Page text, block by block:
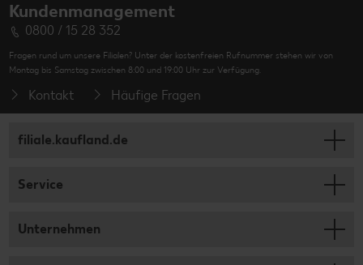
Kundenmanagement
0800 / 15 28 352
Fragen rund um unsere Filialen? Unter der kostenfreien Rufnummer stehen wir von
Montag bis Samstag zwischen 8:00 und 19:00 Uhr zur Verfügung.
Kontakt Häufige Fragen
filiale.kaufland.de
Service
Unternehmen